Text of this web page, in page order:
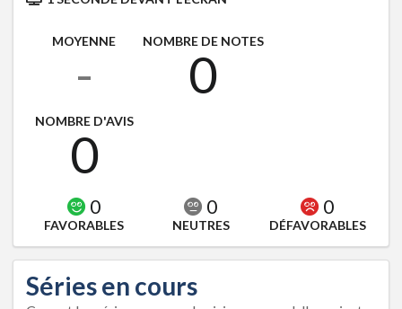
MOYENNE
-
NOMBRE DE NOTES
0
NOMBRE D'AVIS
0
0
FAVORABLES
0
NEUTRES
0
DÉFAVORABLES
Séries en cours